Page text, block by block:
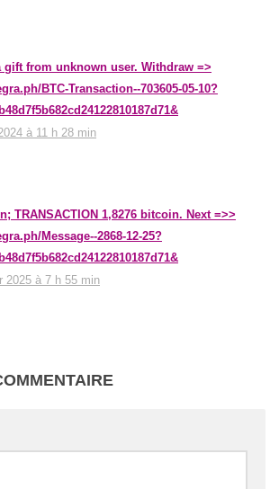
gift from unknown user. Withdrаw =>
BTC-Transaction--703605-05-10?
à 11 h 28 min
TRANSACTION 1,8276 bitcoin. Next =>>
Message--2868-12-25?
2025 à 7 h 55 min